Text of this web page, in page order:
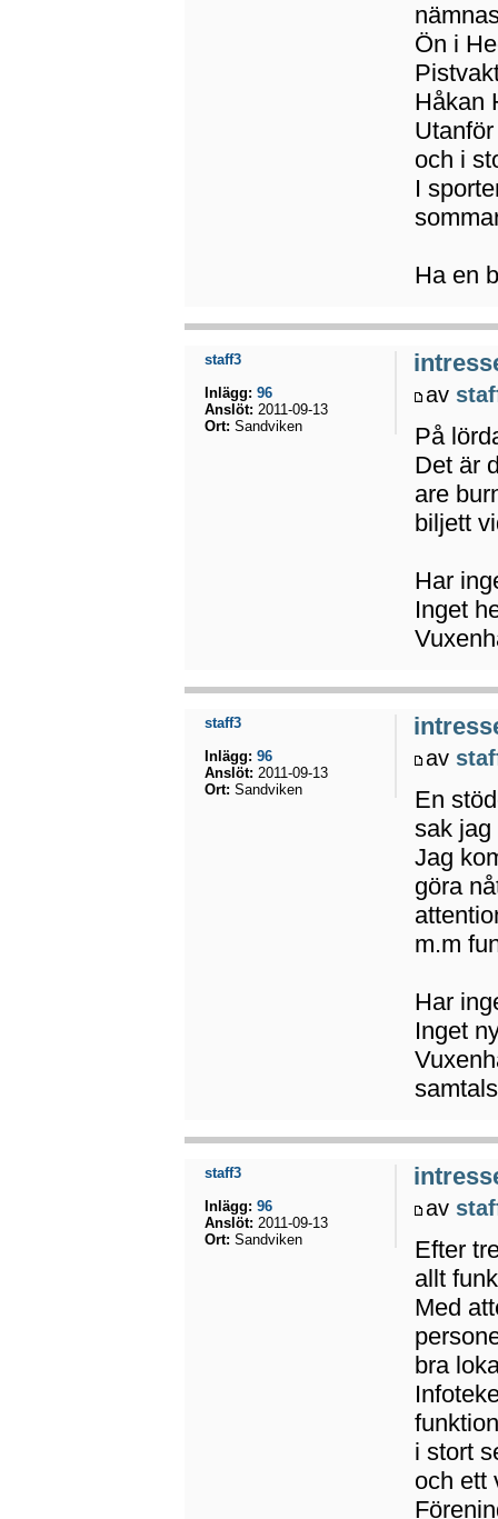
Ön i
Håkan
och i
I
Ha en
av
På
Det är
are
biljett
Har
Inget
staff3
Inlägg: 96
Anslöt: 2011-09-13
Ort: Sandviken
av
En
sak jag
Jag
göra
m.m
Har
Inget
staff3
Inlägg: 96
Anslöt: 2011-09-13
Ort: Sandviken
av
Efter
allt
Med
bra
i stort
och ett
staff3
Inlägg: 96
Anslöt: 2011-09-13
Ort: Sandviken